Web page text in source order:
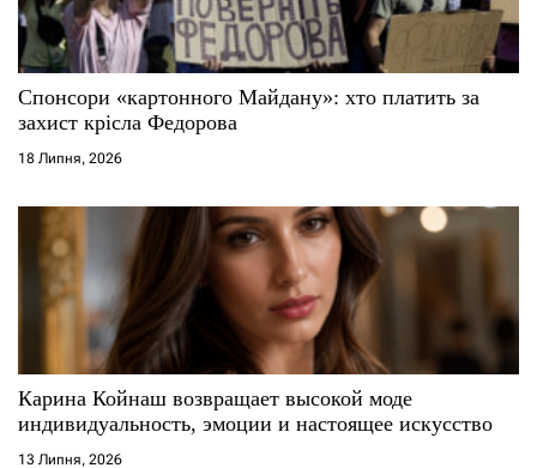
Спонсори «картонного Майдану»: хто платить за
захист крісла Федорова
18 Липня, 2026
Карина Койнаш возвращает высокой моде
индивидуальность, эмоции и настоящее искусство
13 Липня, 2026